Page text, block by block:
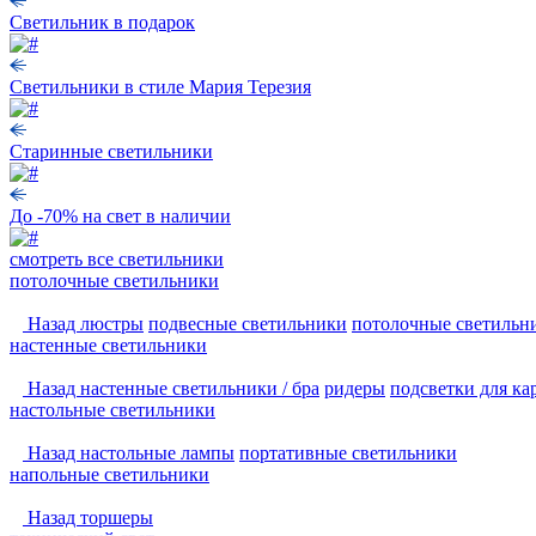
Светильник в подарок
Светильники в стиле Мария Терезия
Старинные светильники
До -70% на свет в наличии
смотреть все светильники
потолочные светильники
Назад люстры подвесные светильники потолочные
настенные светильники
Назад настенные светильники / бра ридеры подсветки для
настольные светильники
Назад настольные лампы портативные светильники
напольные светильники
Назад торшеры